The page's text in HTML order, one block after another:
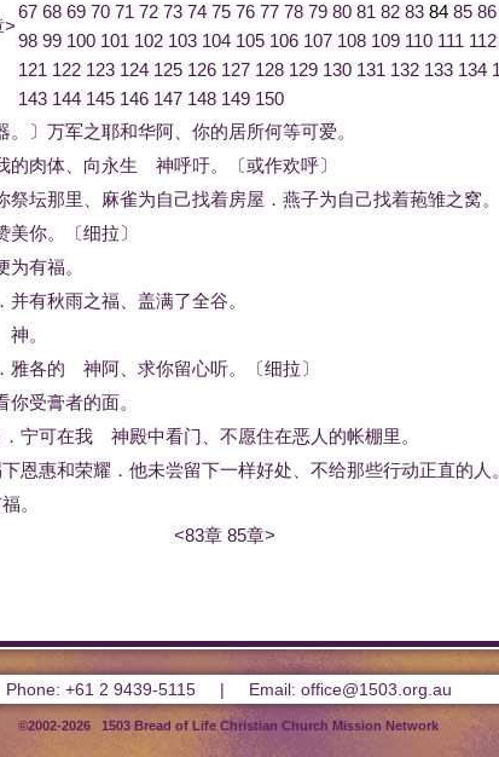
>
67 68 69 70 71 72 73 74 75 76 77 78 79 80 81 82 83 84 85 86
98 99 100 101 102 103 104 105 106 107 108 109 110 111 112
121 122 123 124 125 126 127 128 129 130 131 132 133 134
143 144 145 146 147 148 149 150
。 〕 万军之耶和华阿 你的居所何等可爱。
的肉体 向永生 神呼吁。 〔或作欢呼〕
祭坛那里 麻雀为自己找着房屋 ． 燕子为自己找着菢雏之窝。
美你。 〔细拉〕
为有福。
． 并有秋雨之福 盖满了全谷。
神。
． 雅各的 神阿 求你留心听。 〔细拉〕
你受膏者的面。
． 宁可在我 神殿中看门 不愿住在恶人 的帐棚里 。
下恩惠和荣耀 ． 他未尝留下一样好处 不给那些行动正直的 人
。
<83章 85章>
Phone: +61 2 9439-5115 | Email: office@1503.org.au
©2002-2026 1503 Bread of Life Christian Church Mission Network